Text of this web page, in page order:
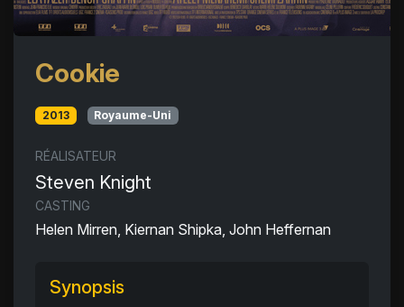
Cookie
2013 Royaume-Uni
RÉALISATEUR
Steven Knight
CASTING
Helen Mirren, Kiernan Shipka, John Heffernan
Synopsis